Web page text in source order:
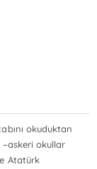
okuduktan
–askeri okullar
Atatürk